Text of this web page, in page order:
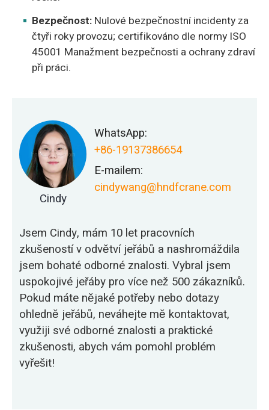
Bezpečnost: Nulové bezpečnostní incidenty za
čtyři roky provozu; certifikováno dle normy ISO
45001 Manažment bezpečnosti a ochrany zdraví
při práci.
Cindy
WhatsApp:
+86-19137386654
E-mailem:
cindywang@hndfcrane.com
Jsem Cindy, mám 10 let pracovních
zkušeností v odvětví jeřábů a nashromáždila
jsem bohaté odborné znalosti. Vybral jsem
uspokojivé jeřáby pro více než 500 zákazníků.
Pokud máte nějaké potřeby nebo dotazy
ohledně jeřábů, neváhejte mě kontaktovat,
využiji své odborné znalosti a praktické
zkušenosti, abych vám pomohl problém
vyřešit!